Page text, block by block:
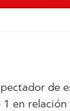
de
1 en